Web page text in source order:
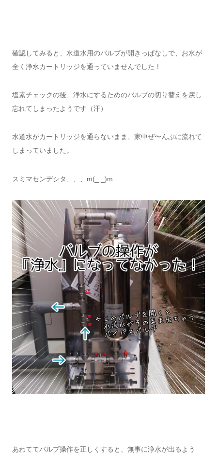
確認してみると、水道水用のバルブが開きっぱなしで、お水が
全く浄水カートリッジを通っていませんでした！
塩素チェックの後、浄水にするためのバルブの切り替えを戻し
忘れてしまったようです（汗）
水道水がカートリッジを通らないまま、家中ぜ〜んぶに流れて
しまっていました。
スミマセンデシタ、、、m(_ _)m
あわててバルブ操作を正しくすると、無事に浄水が出るよう